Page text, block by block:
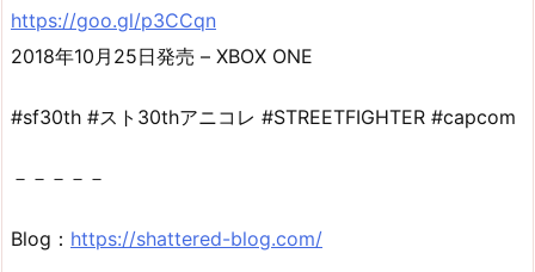
https://goo.gl/p3CCqn
2018年10月25日発売 – XBOX ONE
#sf30th #スト30thアニコレ #STREETFIGHTER #capcom
－－－－－
Blog： https://shattered-blog.com/